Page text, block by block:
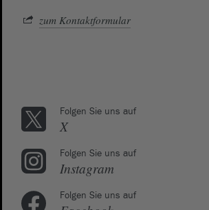
zum Kontaktformular
Folgen Sie uns auf
X
Folgen Sie uns auf
Instagram
Folgen Sie uns auf